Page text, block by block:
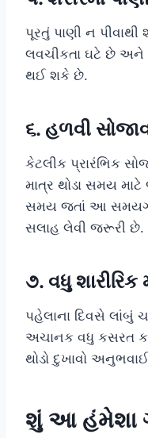
પૂરતું પાણી ન પીવાથી
લવચીકતા ઘટે છે અને
થઈ શકે છે.
૬. હળવી
કેટલીક પ્રારંભિક
માત્ર થોડા સમય
સમય જતાં આ
સલાહ લેવી જરૂરી છે.
૭. વધુ
પહેલાના દિવસે લાંબું
અચાનક વધુ કસરત
થોડો દુખાવો
શું આ હંમેશા